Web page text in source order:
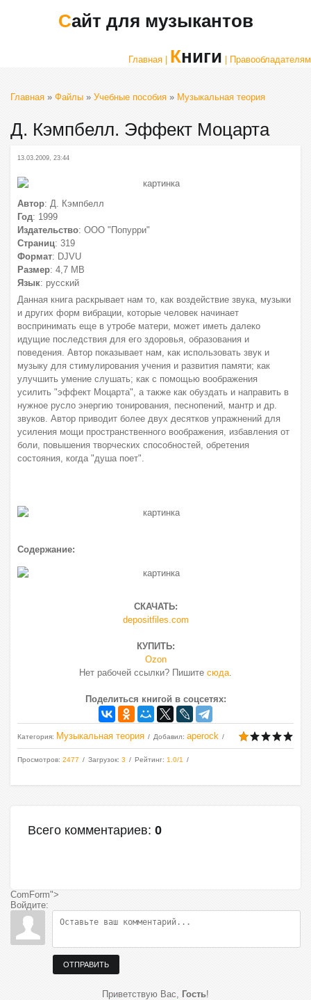
Сайт для музыкантов
Главная | Книги | Правообладателям
Главная » Файлы » Учебные пособия » Музыкальная теория
Д. Кэмпбелл. Эффект Моцарта
13.03.2009, 23:44
Автор: Д. Кэмпбелл
Год: 1999
Издательство: ООО "Попурри"
Страниц: 319
Формат: DJVU
Размер: 4,7 МВ
Язык: русский
Данная книга раскрывает нам то, как воздействие звука, музыки
и других форм вибрации, которые человек начинает
воспринимать еще в утробе матери, может иметь далеко
идущие последствия для его здоровья, образования и
поведения. Автор показывает нам, как использовать звук и
музыку для стимулирования учения и развития памяти; как
улучшить умение слушать; как с помощью воображения
усилить "эффект Моцарта", а также как обуздать и направить в
нужное русло энергию тонирования, песнопений, мантр и др.
звуков. Автор приводит более двух десятков упражнений для
усиления мощи пространственного воображения, избавления от
боли, повышения творческих способностей, обретения
состояния, когда "душа поет".
Содержание:
СКАЧАТЬ:
depositfiles.com
КУПИТЬ:
Ozon
Нет рабочей ссылки? Пишите сюда.
Поделиться книгой в соцсетях:
Категория: Музыкальная теория Добавил: aperock
Просмотров: 2477 Загрузок: 3 Рейтинг: 1.0/1
Всего комментариев: 0
ComForm">
Войдите:
ОТПРАВИТЬ
Приветствую Вас, Гость!